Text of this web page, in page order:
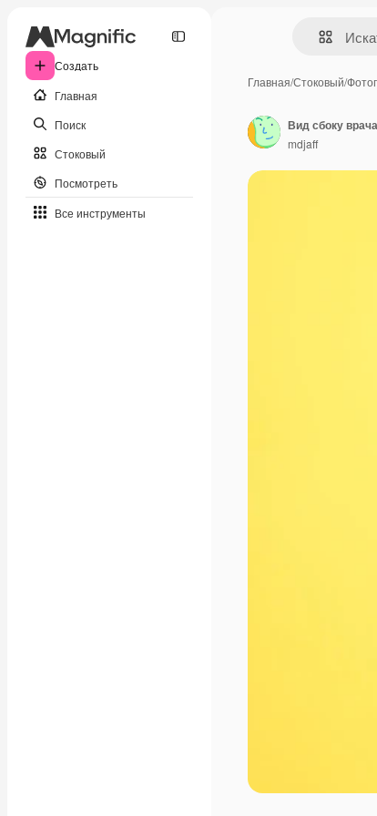
Создать
Главная
Поиск
Стоковый
Посмотреть
Все инструменты
Главная/Стоковый/
Вид сбоку
mdjaff